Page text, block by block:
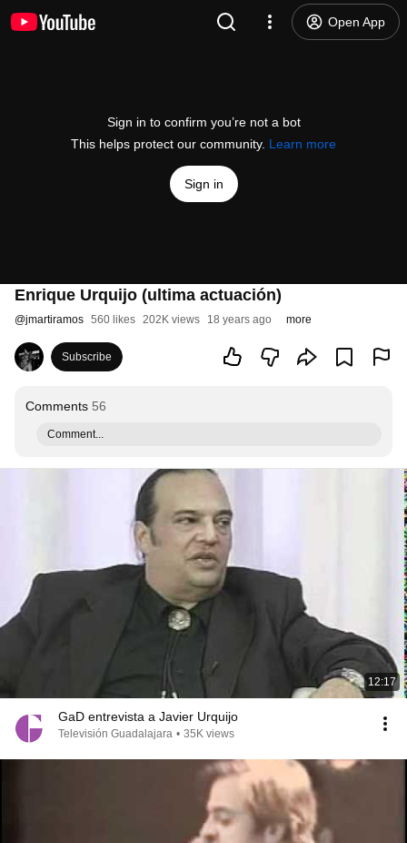
Open App
Sign in to confirm you’re not a bot
This helps protect our community. Learn more
Sign in
Enrique Urquijo (ultima actuación)
@jmartiramos 560 likes 202K views 18 years ago more
Subscribe
Comments 56
Comment...
12:17
GaD entrevista a Javier Urquijo
Televisión Guadalajara • 35K views